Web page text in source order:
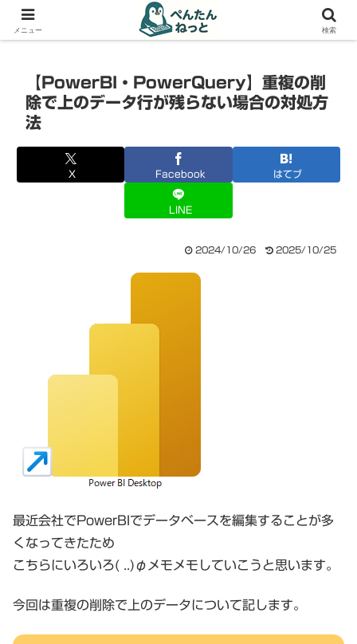
PCやガジェットの備忘録
【PowerBI・PowerQuery】重複の削
除で上のデータ行が残らない場合の対処方
法
X Facebook はてブ
LINE
2024/10/26 2025/10/25
最近会社でPowerBIでデータベースを編集することが多
くなってきたため
こちらにいろいろ( ..)φメモメモしていこうと思います。
今回は重複の削除で上のデータについて記します。
メニュー 検索